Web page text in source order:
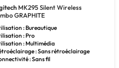
MK295 Silent Wireless
GRAPHITE
: Bureautique
: Pro
: Multimédia
: Sans rétroéclairage
: Sans fil